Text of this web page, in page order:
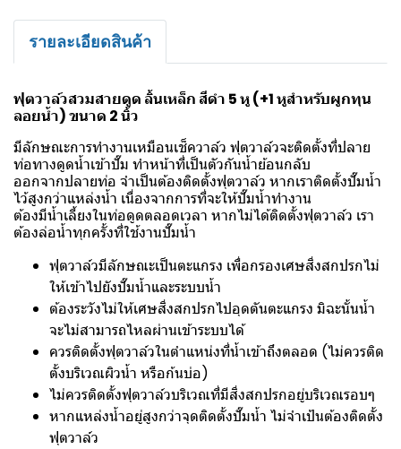
รายละเอียดสินค้า
ฟุตวาล์วสวมสายดูด ลิ้นเหล็ก สีดำ 5 หู (+1 หูสำหรับผูกทุน
ลอยน้ำ) ขนาด 2 นิ้ว
มีลักษณะการทำงานเหมือนเช็ควาล์ว ฟุตวาล์วจะติดตั้งที่ปลาย
ท่อทางดูดน้ำเข้าปั๊ม ทำหน้าที่เป็นตัวกันน้ำย้อนกลับ
ออกจากปลายท่อ จำเป็นต้องติดตั้งฟุตวาล์ว หากเราติดตั้งปั๊มน้ำ
ไว้สูงกว่าแหล่งน้ำ เนื่องจากการที่จะให้ปั๊มน้ำทำงาน
ต้องมีน้ำเลี้ยงในท่อดูดตลอดเวลา หากไม่ได้ติดตั้งฟุตวาล์ว เรา
ต้องล่อน้ำทุกครั้งที่ใช้งานปั๊มน้ำ
ฟุตวาล์วมีลักษณะเป็นตะแกรง เพื่อกรองเศษสิ่งสกปรกไม่
ให้เข้าไปยังปั๊มน้ำและระบบน้ำ
ต้องระวังไม่ให้เศษสิ่งสกปรกไปอุดตันตะแกรง มิฉะนั้นน้ำ
จะไม่สามารถไหลผ่านเข้าระบบได้
ควรติดตั้งฟุตวาล์วในตำแหน่งที่น้ำเข้าถึงตลอด (ไม่ควรติด
ตั้งบริเวณผิวน้ำ หรือก้นบ่อ)
ไม่ควรติดตั้งฟุตวาล์วบริเวณที่มีสิ่งสกปรกอยู่บริเวณรอบๆ
หากแหล่งน้ำอยู่สูงกว่าจุดติดตั้งปั๊มน้ำ ไม่จำเป้นต้องติดตั้ง
ฟุตวาล์ว